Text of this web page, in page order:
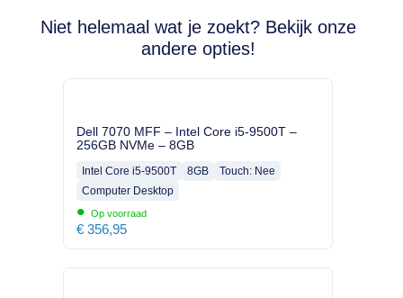
Niet helemaal wat je zoekt? Bekijk onze
andere opties!
Dell 7070 MFF – Intel Core i5-9500T –
256GB NVMe – 8GB
Intel Core i5-9500T 8GB
Touch: Nee
Computer Desktop
• Op voorraad
€ 356,95